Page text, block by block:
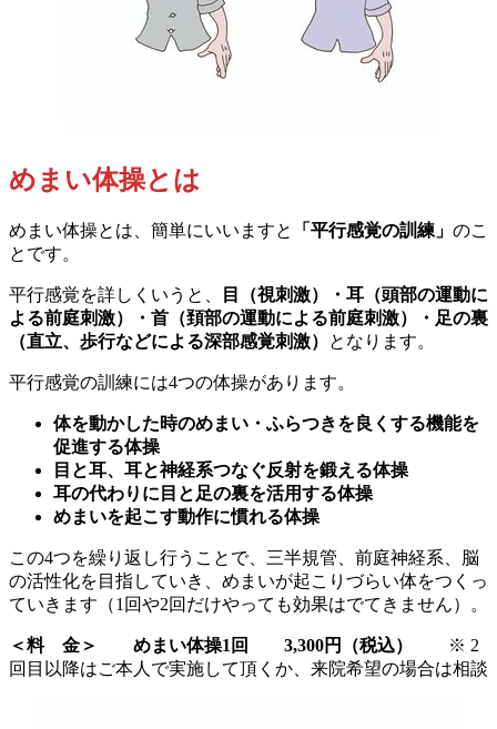
めまい体操とは
めまい体操とは、簡単にいいますと 「平行感覚の訓練」 のこ
とです。
平行感覚を詳しくいうと、
目（視刺激）・耳（頭部の運動に
よる前庭刺激）・首（頚部の運動による前庭刺激）・足の裏
（直立、歩行などによる深部感覚刺激）
となります。
平行感覚の訓練には4つの体操があります。
体を動かした時のめまい・ふらつきを良くする機能を
促進する体操
目と耳、耳と神経系つなぐ反射を鍛える体操
耳の代わりに目と足の裏を活用する体操
めまいを起こす動作に慣れる体操
この4つを繰り返し行うことで、三半規管、前庭神経系、脳
の活性化を目指していき、めまいが起こりづらい体をつくっ
ていきます（1回や2回だけやっても効果はでてきません）。
＜料 金＞ めまい体操1回 3,300円（税込）
※ 2
回目以降はご本人で実施して頂くか、来院希望の場合は相談